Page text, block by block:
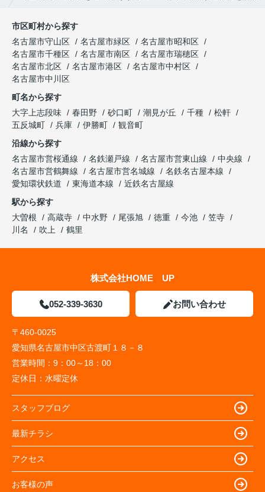
市区町村から探す
名古屋市守山区
名古屋市緑区
名古屋市昭和区
名古屋市千種区
名古屋市南区
名古屋市瑞穂区
名古屋市北区
名古屋市港区
名古屋市中村区
名古屋市中川区
町名から探す
大字上志段味
春田野 砂口町 潮見が丘 千種
松軒
五反城町
兵庫 伊勝町
観音町
沿線から探す
名古屋市営桜通線
名鉄瀬戸線 名古屋市営東山線
中央線
名古屋市営鶴舞線
名古屋市営名城線
名鉄名古屋本線
愛知環状鉄道
東海道本線
近鉄名古屋線
駅から探す
大曽根
高蔵寺 中水野 尾張旭 徳重 今池
笠寺
川名
吹上 鶴里
株式会社HOME UP
052-339-3630 お問い合わせ
〒460-0025
愛知県名古屋市中区古渡町１８－８
営業時間： 9：00～18：00
定休日： 水曜定休
スタッフブログ
最新チラシ
アクセス
お客様の声